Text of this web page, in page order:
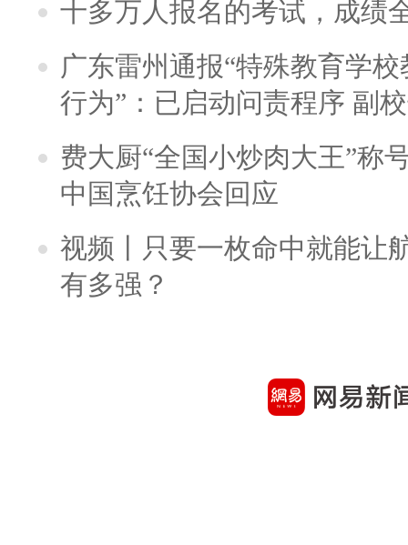
十多万人报名的考试，成绩
广东雷州通报“特殊教育学
行为”：已启动问责程序 副
费大厨“全国小炒肉大王”称
中国烹饪协会回应
视频丨只要一枚命中就能让
有多强？